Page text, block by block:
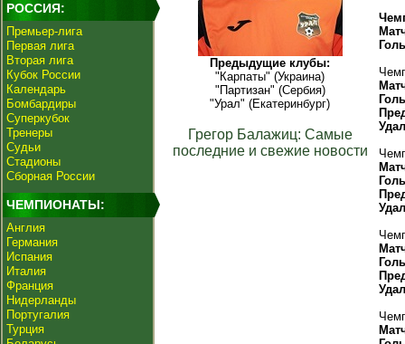
РОССИЯ:
Премьер-лига
Первая лига
Вторая лига
Кубок России
Календарь
Бомбардиры
Суперкубок
Тренеры
Судьи
Стадионы
Сборная России
ЧЕМПИОНАТЫ:
Англия
Германия
Испания
Италия
Франция
Нидерланды
Португалия
Турция
Предыдущие клубы:
"Карпаты" (Украина)
"Партизан" (Сербия)
"Урал" (Екатеринбург)
Грегор Балажиц: Самые
последние и свежие новости